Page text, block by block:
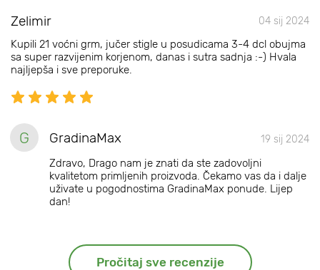
Zelimir 04 sij 2024
Kupili 21 voćni grm, jučer stigle u posudicama 3-4 dcl obujma
sa super razvijenim korjenom, danas i sutra sadnja :-) Hvala
najljepša i sve preporuke.
G GradinaMax 19 sij 2024
Zdravo, Drago nam je znati da ste zadovoljni
kvalitetom primljenih proizvoda. Čekamo vas da i dalje
uživate u pogodnostima GradinaMax ponude. Lijep
dan!
Pročitaj sve recenzije